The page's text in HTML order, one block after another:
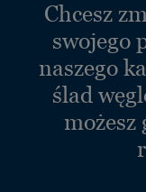
Chcesz
swojego
naszego
ślad
możesz